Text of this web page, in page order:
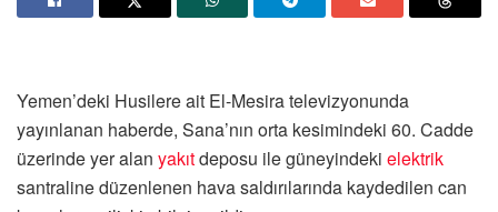
Yemen’deki Husilere ait El-Mesira televizyonunda
yayınlanan haberde, Sana’nın orta kesimindeki 60. Cadde
üzerinde yer alan yakıtdeposu ile güneyindeki elektrik
santraline düzenlenen hava saldırılarında kaydedilen can